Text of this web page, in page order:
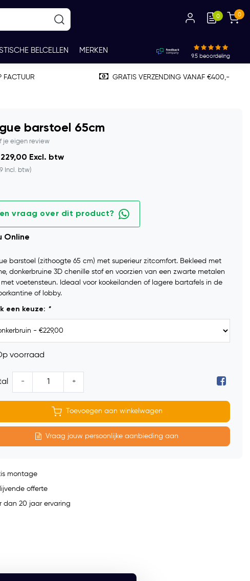
0 0
BELCELLEN MERKEN
9.5 beoordeling
FACTUUR GRATIS VERZENDING VANAF €400,-
barstoel 65cm
je eigen review
229,00 Excl. btw
Incl. btw)
vraag over dit product?
Online
barstoel (zithoogte 65 cm) met superieur zitcomfort. Bekleed met
donkerbruine 3D chenille stof en voorzien van een zwarte metalen
voetensteun. Ideaal voor kookeilanden of lagere bartafels in de
of lobby.
een keuze: *
voorraad
- +
Toevoegen aan winkelwagen
Vraag jouw persoonlijke aanbieding aan
montage
offerte
dan 20 jaar ervaring